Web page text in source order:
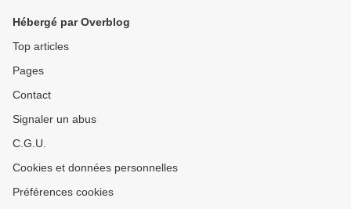
Hébergé par Overblog
Top articles
Pages
Contact
Signaler un abus
C.G.U.
Cookies et données personnelles
Préférences cookies